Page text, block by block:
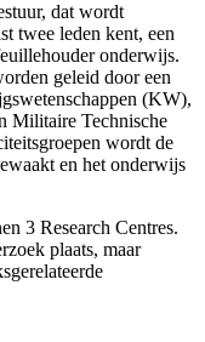
dat wordt
twee leden kent, een
onderwijs.
geleid door een
(KW),
Militaire Technische
wordt de
en het onderwijs
3 Research Centres.
plaats, maar